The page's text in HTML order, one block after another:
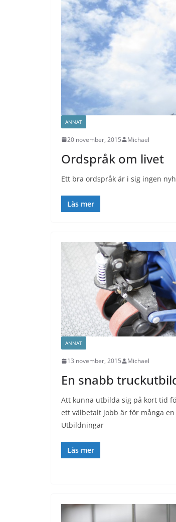
ANNAT
20 november, 2015 Michael
Ordspråk om livet
Ett bra ordspråk är i sig ingen
Läs mer
ANNAT
13 november, 2015 Michael
En snabb
Att kunna utbilda sig på kort tid
ett välbetalt jobb är för många
Utbildningar
Läs mer